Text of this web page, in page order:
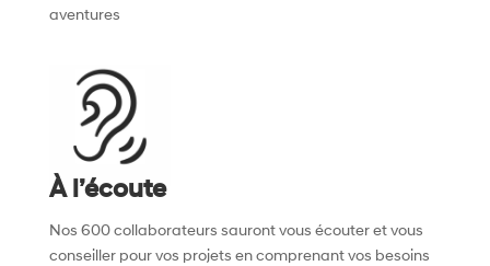
aventures
À l’écoute
Nos 600 collaborateurs sauront vous écouter et vous
conseiller pour vos projets en comprenant vos besoins